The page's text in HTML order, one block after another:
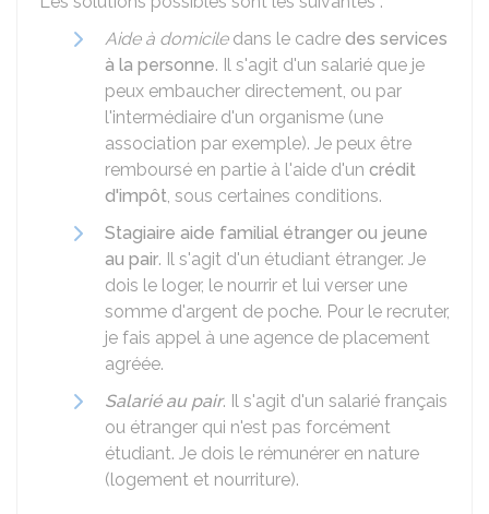
Aide à domiciledans le cadre des services
à la personne. Il s'agit d'un salarié que je
peux embaucher directement, ou par
l'intermédiaire d'un organisme (une
association par exemple). Je peux être
remboursé en partie à l'aide d'un crédit
d'impôt, sous certaines conditions.
Stagiaire aide familial étranger ou jeune
au pair. Il s'agit d'un étudiant étranger. Je
dois le loger, le nourrir et lui verser une
somme d'argent de poche. Pour le recruter,
je fais appel à une agence de placement
agréée.
Salarié au pair. Il s'agit d'un salarié français
ou étranger qui n'est pas forcément
étudiant. Je dois le rémunérer en nature
(logement et nourriture).